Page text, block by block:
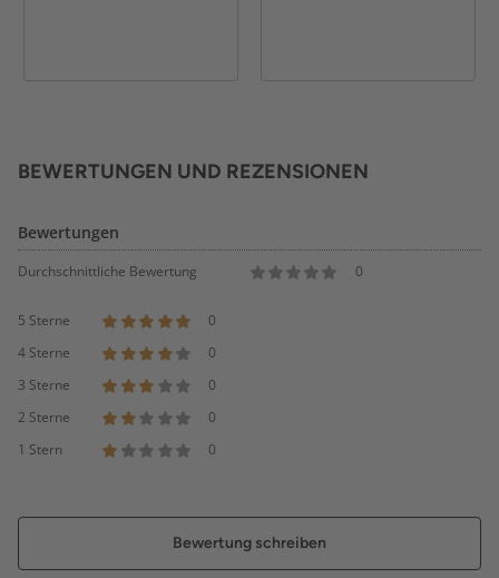
BEWERTUNGEN UND REZENSIONEN
Bewertungen
Durchschnittliche Bewertung 0
5 Sterne
0
4 Sterne
0
3 Sterne
0
2 Sterne
0
1 Stern
0
Bewertung schreiben